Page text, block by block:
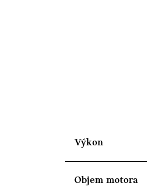
Výkon
Objem motora